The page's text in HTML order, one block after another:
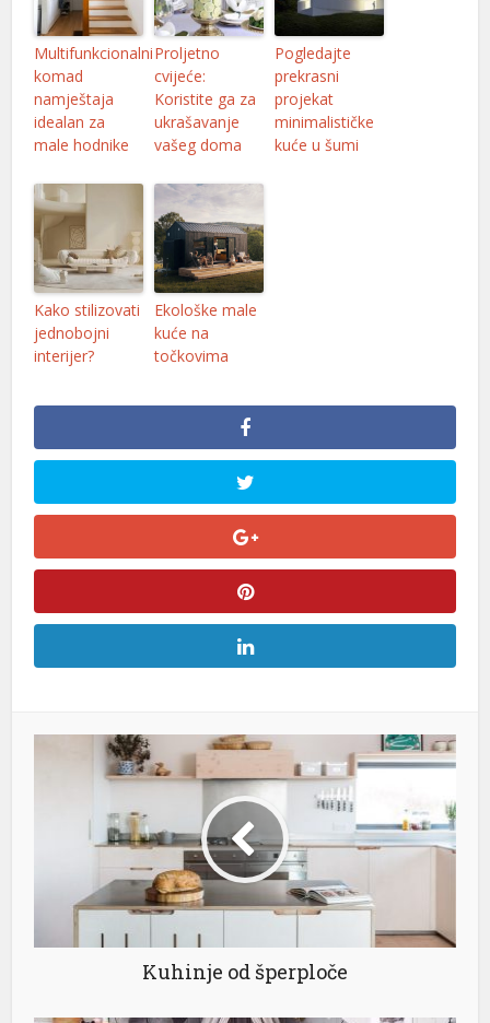
Multifunkcionalni
komad
namještaja
idealan za
male hodnike
Proljetno
cvijeće:
Koristite ga za
ukrašavanje
vašeg doma
Pogledajte
prekrasni
projekat
minimalističke
kuće u šumi
Kako stilizovati
jednobojni
interijer?
Ekološke male
kuće na
točkovima
Kuhinje od šperploče